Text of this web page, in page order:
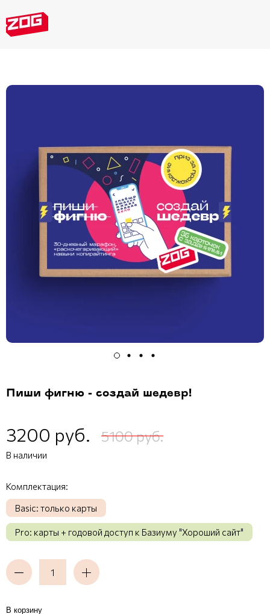
Пиши фигню - создай шедевр!
3200 руб. 5100 руб.
В наличии
Комплектация:
Basic: только карты
Pro: карты + годовой доступ к Базиуму "Хороший сайт"
В корзину